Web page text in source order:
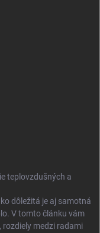
teplovzdušných a
dôležitá je aj samotná
V tomto článku vám
rozdiely medzi radami